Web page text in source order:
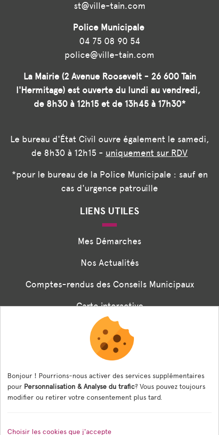
st@ville-tain.com
Police Municipale
04 75 08 90 54
police@ville-tain.com
La Mairie (2 Avenue Roosevelt - 26 600 Tain
l'Hermitage) est ouverte du lundi au vendredi,
de 8h30 à 12h15 et de 13h45 à 17h30*
Le bureau d'État Civil ouvre également le samedi,
de 8h30 à 12h15 - uniquement sur RDV
*pour le bureau de la Police Municipale : sauf en
cas d'urgence patrouille
LIENS UTILES
Mes Démarches
Nos Actualités
Comptes-rendus des Conseils Municipaux
Carte interactive
Associations
Formulaire panneaux digitaux
Les menus de la cantine
Documents règlementaires
Bonjour ! Pourrions-nous activer des services supplémentaires
pour Personnalisation & Analyse du trafic? Vous pouvez toujours
modifier ou retirer votre consentement plus tard.
Choisir les cookies que j'accepte